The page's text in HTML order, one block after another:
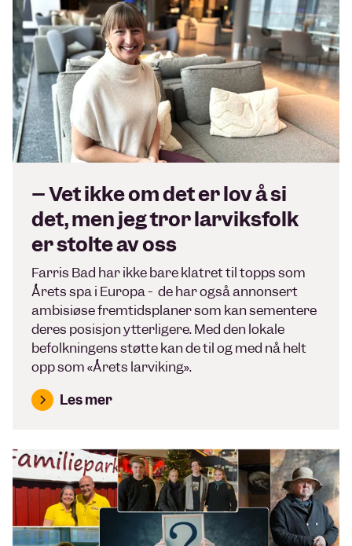
– Vet ikke om det er lov å si
det, men jeg tror larviksfolk
er stolte av oss
Farris Bad har ikke bare klatret til topps som
Årets spa i Europa - de har også annonsert
ambisiøse fremtidsplaner som kan sementere
deres posisjon ytterligere. Med den lokale
befolkningens støtte kan de til og med nå helt
opp som «Årets larviking».
Les mer